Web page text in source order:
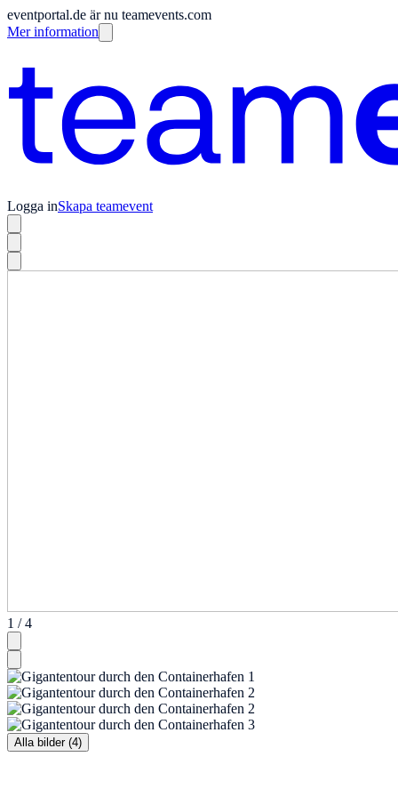
eventportal.de är nu teamevents.com
Mer information
Logga inSkapa teamevent
1 / 4
Alla bilder (4)